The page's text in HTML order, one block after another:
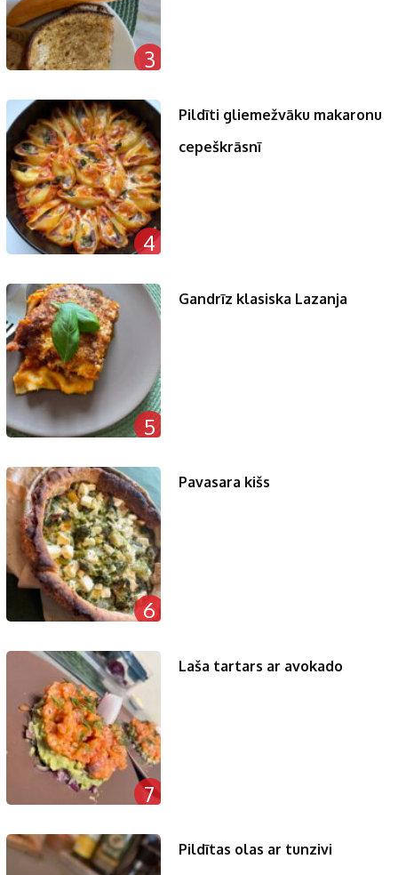
3
4
Pildīti gliemežvāku makaronu
cepeškrāsnī
5
Gandrīz klasiska Lazanja
6
Pavasara kišs
7
Laša tartars ar avokado
Pildītas olas ar tunzivi